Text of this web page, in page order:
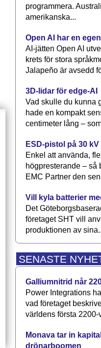
programmera.
amerikanska...
Open AI har en
AI-jätten Open AI
krets för stora
Jalapeño är avsedd
3D-lidar för edge-AI
Vad skulle du kunna
hade en kompakt
centimeter lång –
ESD-pistol på 30 kV
Enkel att använda,
högpresterande – så
EMC Partner den
Vill kyla batterier
Det
företaget SHT vill
produktionen av
SENASTE
Galliumnitrid når
Power Integrations
vad företaget
världens första 2200-
Monava tar in
drönarboomen